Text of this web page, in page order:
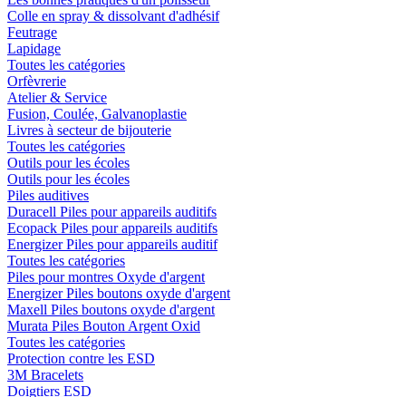
Colle en spray & dissolvant d'adhésif
Feutrage
Lapidage
Toutes les catégories
Orfèvrerie
Atelier & Service
Fusion, Coulée, Galvanoplastie
Livres à secteur de bijouterie
Toutes les catégories
Outils pour les écoles
Outils pour les écoles
Piles auditives
Duracell Piles pour appareils auditifs
Ecopack Piles pour appareils auditifs
Energizer Piles pour appareils auditif
Toutes les catégories
Piles pour montres Oxyde d'argent
Energizer Piles boutons oxyde d'argent
Maxell Piles boutons oxyde d'argent
Murata Piles Bouton Argent Oxid
Toutes les catégories
Protection contre les ESD
3M Bracelets
Doigtiers ESD